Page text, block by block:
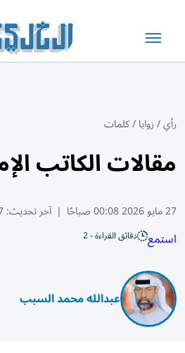
رأي/زوايا/كلمات
مقالات الكاتب
27 مايو 2026 00:08 صباحًا | آخر تحديث:27
استمع دقائق القراءة - 2
عبدالله محمد السبب